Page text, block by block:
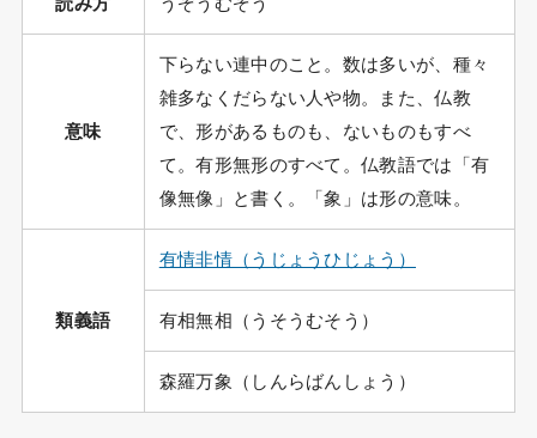
意味
下らない連中のこと。数は多いが、種々
雑多なくだらない人や物。また、仏教
で、形があるものも、ないものもすべ
て。有形無形のすべて。仏教語では「有
像無像」と書く。「象」は形の意味。
類義語
有情非情（うじょうひじょう）
有相無相（うそうむそう）
森羅万象（しんらばんしょう）